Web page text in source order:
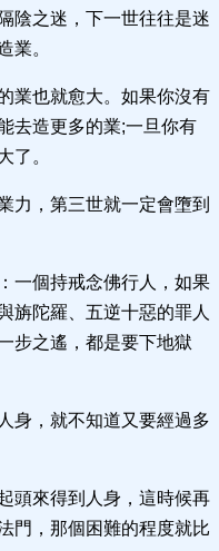
陰之迷，下一世往往是迷
業。
業也就愈大。如果你沒有
去造更多的業;一旦你有
了。
力，第三世就一定會墮到
一個持戒念佛行人，如果
旃陀羅、五逆十惡的罪人
步之遙，都是要下地獄
身，就不知道又要經過多
頭來得到人身，這時候再
門，那個困難的程度就比